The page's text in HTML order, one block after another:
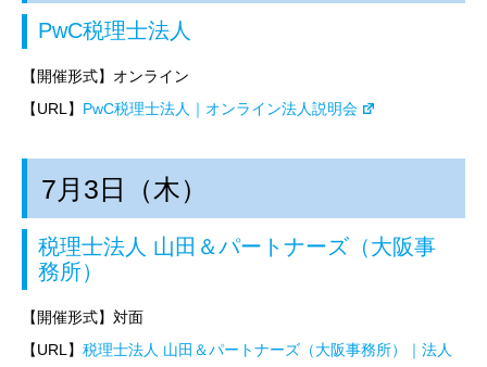
PwC税理士法人
【開催形式】オンライン
【URL】 PwC税理士法人｜オンライン法人説明会
7月3日（木）
税理士法人 山田＆パートナーズ（大阪事
務所）
【開催形式】対面
【URL】 税理士法人 山田＆パートナーズ（大阪事務所）｜法人